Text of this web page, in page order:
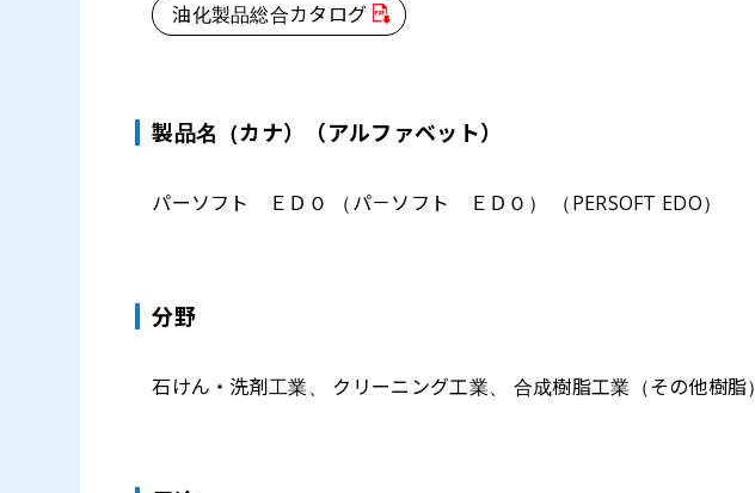
油化製品総合カタログ
製品名（カナ）（アルファベット）
パーソフト ＥＤＯ （パ－ソフト ＥＤＯ） （PERSOFT EDO）
分野
石けん・洗剤工業、 クリーニング工業、 合成樹脂工業（その他樹脂）